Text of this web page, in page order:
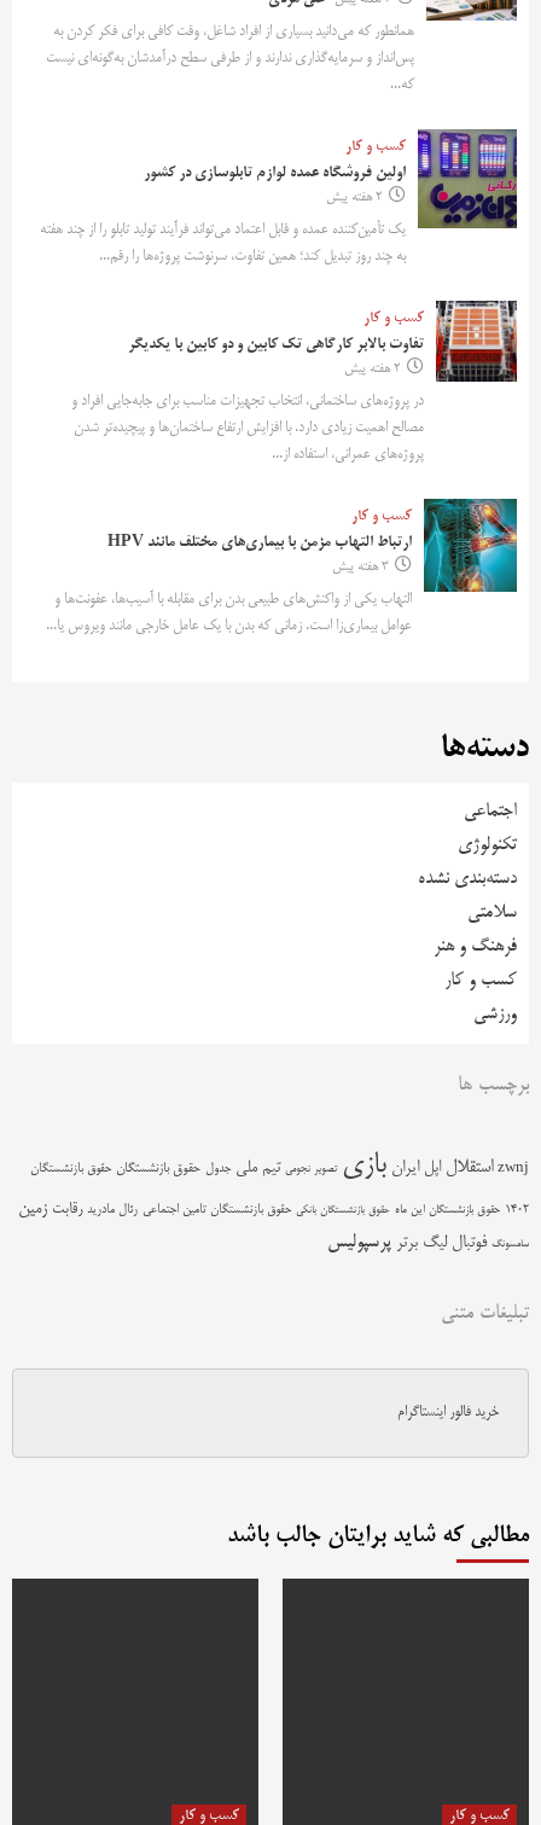
همانطور که می‌دانید بسیاری از افراد شاغل، وقت کافی برای فکر کردن به
پس‌انداز و سرمایه‌گذاری ندارند و از طرفی سطح درآمدشان به‌گونه‌ای نیست
که...
کسب و کار
اولین فروشگاه عمده لوازم تابلوسازی در کشور
2 هفته پیش
یک تأمین‌کننده عمده و قابل اعتماد می‌تواند فرآیند تولید تابلو را از چند هفته
به چند روز تبدیل کند؛ همین تفاوت، سرنوشت پروژه‌ها را رقم...
کسب و کار
تفاوت بالابر کارگاهی تک کابین و دو کابین با یکدیگر
2 هفته پیش
در پروژه‌های ساختمانی، انتخاب تجهیزات مناسب برای جابه‌جایی افراد و
مصالح اهمیت زیادی دارد. با افزایش ارتفاع ساختمان‌ها و پیچیده‌تر شدن
پروژه‌های عمرانی، استفاده از...
کسب و کار
ارتباط التهاب مزمن با بیماری‌های مختلف مانند HPV
3 هفته پیش
التهاب یکی از واکنش‌های طبیعی بدن برای مقابله با آسیب‌ها، عفونت‌ها و
عوامل بیماری‌زا است. زمانی که بدن با یک عامل خارجی مانند ویروس یا...
دسته‌ها
اجتماعی
تکنولوژی
دسته‌بندی نشده
سلامتی
فرهنگ و هنر
کسب و کار
ورزشی
برچسب ها
zwnj استقلال اپل ایران بازی تصویر نجومی تیم ملی جدول حقوق بازنشستگان حقوق بازنشستگان
1402 حقوق بازنشستگان این ماه حقوق بازنشستگان بانکی حقوق بازنشستگان تامین اجتماعی رئال مادرید رقابت زمین
سامسونگ فوتبال لیگ برتر پرسپولیس
تبلیغات متنی
خرید فالور اینستاگرام
مطالبی که شاید برایتان جالب باشد
کسب و کار کسب و کار